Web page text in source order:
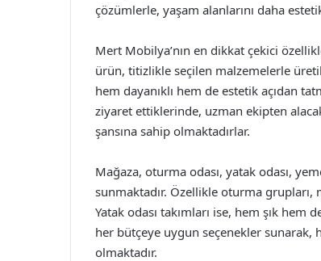
çözümlerle, yaşam alanlarını daha
Mert Mobilya’nın en dikkat çekici
ürün, titizlikle seçilen malzemelerle
hem dayanıklı hem de estetik açıdan
ziyaret ettiklerinde, uzman ekipten
şansına sahip olmaktadırlar.
Mağaza, oturma odası, yatak odası,
sunmaktadır. Özellikle oturma grupları,
Yatak odası takımları ise, hem şık
her bütçeye uygun seçenekler sunarak,
olmaktadır.